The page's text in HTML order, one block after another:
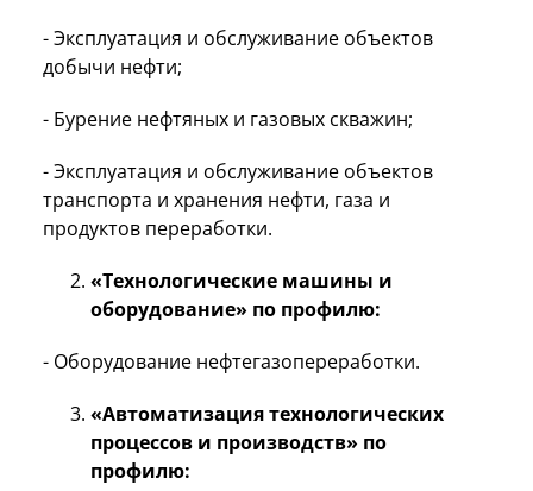
- Эксплуатация и обслуживание объектов
добычи нефти;
- Бурение нефтяных и газовых скважин;
- Эксплуатация и обслуживание объектов
транспорта и хранения нефти, газа и
продуктов переработки.
«Технологические машины и
оборудование» по профилю:
- Оборудование нефтегазопереработки.
«Автоматизация технологических
процессов и производств» по
профилю: